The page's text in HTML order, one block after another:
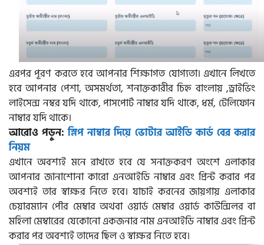
এরপর পূরণ করতে হবে আপনার শিক্ষাগত যোগ্যতা। এখানে লিখতে
হবে আপনার পেশা, অসমর্থতা, শনাক্তকারীর চিহ্ন বাংলায় ,ড্রাইভিং
লাইসেন্স নম্বর যদি থাকে, পাসপোর্ট নাম্বার যদি থাকে, ধর্ম, টেলিফোন
নাম্বার যদি থাকে।
আরোও পড়ুন:স্লিপ নাম্বার দিয়ে ভোটার আইডি কার্ড বের করার
নিয়ম
এখানে অবশ্যই মনে রাখতে হবে যে সনাক্তকরণ অংশে এলাকার
আপনার জানাশোনা কারো এনআইডি নাম্বার এবং প্রিন্ট করার পর
অবশ্যই তার স্বাক্ষর নিতে হবে। যাচাই করনের জায়গায় এলাকার
চেয়ারম্যান পৌর মেম্বার অথবা ওয়ার্ড মেম্বার ওয়ার্ড কাউন্সিলর বা
মহিলা মেম্বারের যেকোনো একজনার নাম এনআইডি নাম্বার এবং প্রিন্ট
করার পর অবশ্যই তাদের ছিল ও স্বাক্ষর নিতে হবে।